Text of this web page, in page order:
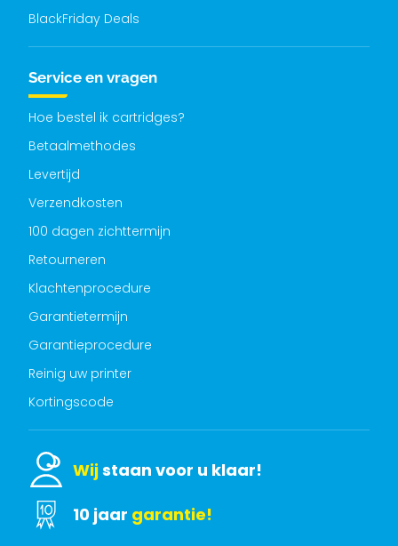
BlackFriday Deals
Service en vragen
Hoe bestel ik cartridges?
Betaalmethodes
Levertijd
Verzendkosten
100 dagen zichttermijn
Retourneren
Klachtenprocedure
Garantietermijn
Garantieprocedure
Reinig uw printer
Kortingscode
Wijstaan voor u klaar!
10 jaar garantie!